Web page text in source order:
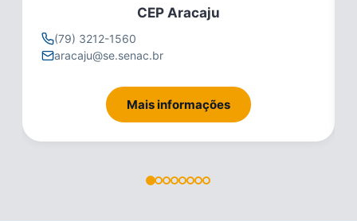
CEP Aracaju
(79) 3212-1560
aracaju@se.senac.br
Mais informações